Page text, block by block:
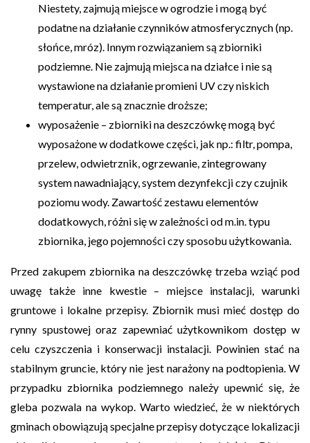
Niestety, zajmują miejsce w ogrodzie i mogą być
podatne na działanie czynników atmosferycznych (np.
słońce, mróz). Innym rozwiązaniem są zbiorniki
podziemne. Nie zajmują miejsca na działce i nie są
wystawione na działanie promieni UV czy niskich
temperatur, ale są znacznie droższe;
wyposażenie – zbiorniki na deszczówkę mogą być
wyposażone w dodatkowe części, jak np.: filtr, pompa,
przelew, odwietrznik, ogrzewanie, zintegrowany
system nawadniający, system dezynfekcji czy czujnik
poziomu wody. Zawartość zestawu elementów
dodatkowych, różni się w zależności od m.in. typu
zbiornika, jego pojemności czy sposobu użytkowania.
Przed zakupem zbiornika na deszczówkę trzeba wziąć pod
uwagę także inne kwestie – miejsce instalacji, warunki
gruntowe i lokalne przepisy. Zbiornik musi mieć dostęp do
rynny spustowej oraz zapewniać użytkownikom dostęp w
celu czyszczenia i konserwacji instalacji. Powinien stać na
stabilnym gruncie, który nie jest narażony na podtopienia. W
przypadku zbiornika podziemnego należy upewnić się, że
gleba pozwala na wykop. Warto wiedzieć, że w niektórych
gminach obowiązują specjalne przepisy dotyczące lokalizacji